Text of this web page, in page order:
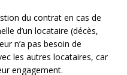
du contrat en cas de
d’un locataire (décès,
n’a pas besoin de
les autres locataires, car
engagement.